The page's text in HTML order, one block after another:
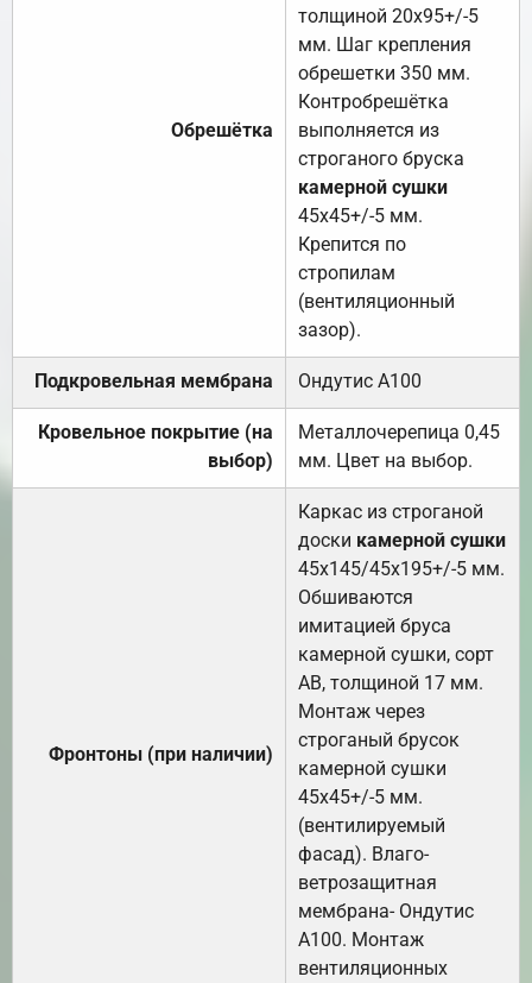
Обрешётка
толщиной 20х95+/-5
мм. Шаг крепления
обрешетки 350 мм.
Контробрешётка
выполняется из
строганого бруска
камерной сушки
45х45+/-5 мм.
Крепится по
стропилам
(вентиляционный
зазор).
Подкровельная мембрана Ондутис А100
Кровельное покрытие (на
выбор)
Металлочерепица 0,45
мм. Цвет на выбор.
Фронтоны (при наличии)
Каркас из строганой
доски камерной сушки
45х145/45х195+/-5 мм.
Обшиваются
имитацией бруса
камерной сушки, сорт
АВ, толщиной 17 мм.
Монтаж через
строганый брусок
камерной сушки
45х45+/-5 мм.
(вентилируемый
фасад). Влаго-
ветрозащитная
мембрана- Ондутис
А100. Монтаж
вентиляционных